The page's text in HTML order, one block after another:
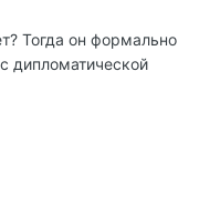
Тогда он формально
дипломатической